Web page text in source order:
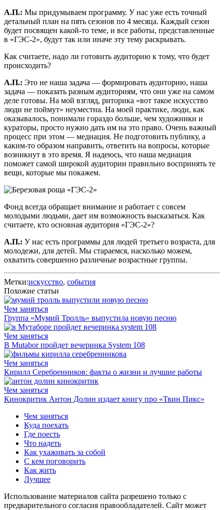
А.П.: Мы придумываем программу. У нас уже есть точный
детальный план на пять сезонов по 4 месяца. Каждый сезон
будет посвящен какой-то теме, и все работы, представленные
в «ГЭС-2», будут так или иначе эту тему раскрывать.
Как считаете, надо ли готовить аудиторию к тому, что будет
происходить?
А.П.: Это не наша задача — формировать аудиторию, наша
задача — показать разным аудиториям, что они уже на самом
деле готовы. На мой взгляд, риторика «вот такое искусство
люди не поймут» неуместна. На моей практике, люди, как
оказывалось, понимали гораздо больше, чем художники и
кураторы, просто нужно дать им на это право. Очень важный
процесс при этом — медиация. Не подготовить публику, а
каким-то образом направить, ответить на вопросы, которые
возникнут в это время. Я надеюсь, что наша медиация
поможет самой широкой аудитории правильно воспринять те
вещи, которые мы покажем.
Фонд всегда обращает внимание и работает с совсем
молодыми людьми, дает им возможность высказаться. Как
считаете, кто основная аудитория «ГЭС-2»?
А.П.: У нас есть программы для людей третьего возраста, для
молодежи, для детей. Мы стараемся, насколько можем,
охватить совершенно различные возрастные группы.
Метки:искусство, события
Похожие статьи
Чем заняться
Группа «Мумий Тролль» выпустила новую песню
Чем заняться
В Mutabor пройдет вечеринка System 108
Чем заняться
Кирилл Серебренников: факты о жизни и лучшие работы
Чем заняться
Кинокритик Антон Долин издает книгу про «Твин Пикс»
Чем заняться
Куда поехать
Где поесть
Что надеть
Как ухаживать за собой
С кем поговорить
Как жить
Лучшее
Использование материалов сайта разрешено только с
предварительного согласия правообладателей. Сайт может